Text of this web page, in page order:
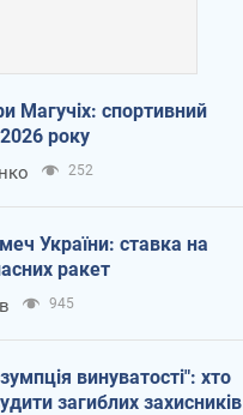
Магучіх: спортивний
року
252
України: ставка на
ракет
945
винуватості": хто
загиблих захисників